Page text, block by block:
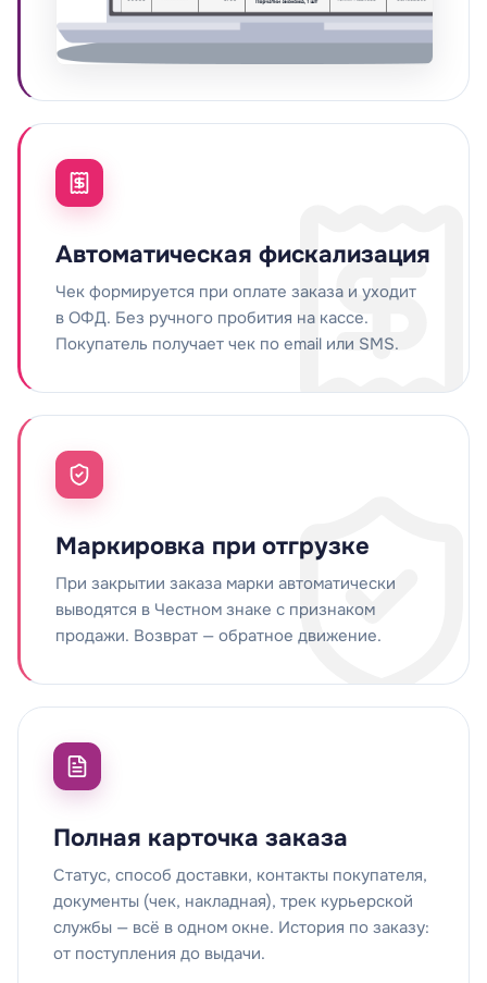
Автоматическая фискализация
Чек формируется при оплате заказа и уходит
в ОФД. Без ручного пробития на кассе.
Покупатель получает чек по email или SMS.
Маркировка при отгрузке
При закрытии заказа марки автоматически
выводятся в Честном знаке с признаком
продажи. Возврат — обратное движение.
Полная карточка заказа
Статус, способ доставки, контакты покупателя,
документы (чек, накладная), трек курьерской
службы — всё в одном окне. История по заказу:
от поступления до выдачи.